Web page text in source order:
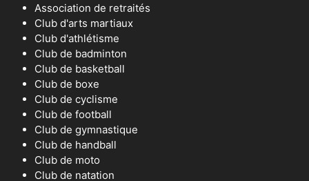
Association de retraités
Club d'arts martiaux
Club d'athlétisme
Club de badminton
Club de basketball
Club de boxe
Club de cyclisme
Club de football
Club de gymnastique
Club de handball
Club de moto
Club de natation